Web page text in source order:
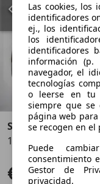
Anterior
Suzuki Swace
1.8 GLX Hybrid
€ 17.990
Las cookies, los
identificadores
ej., los
los
identificadores
información
navegador, el
tecnologías
o leerse en tu
siempre que se
página web
se recogen en el
Puede
consentimiento
Gestor de
privacidad.